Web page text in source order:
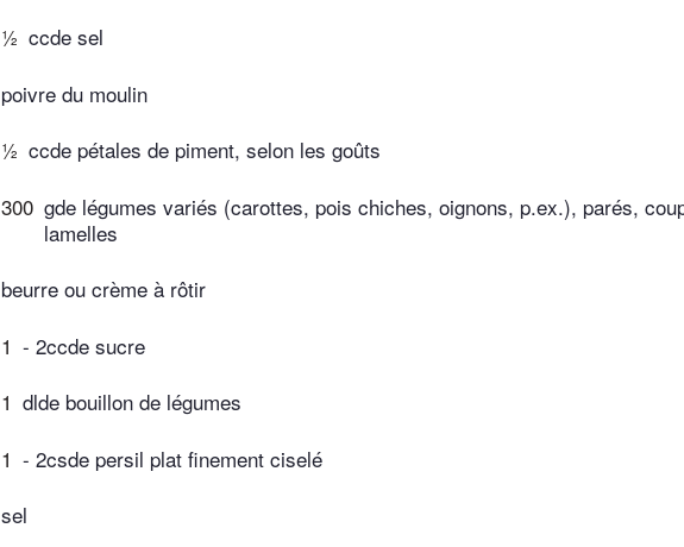
½ ccde sel
poivre du moulin
½ ccde pétales de piment, selon les goûts
300 gde légumes variés (carottes, pois chiches, oignons, p.ex.), parés,
lamelles
beurre ou crème à rôtir
1 - 2ccde sucre
1 dlde bouillon de légumes
1 - 2csde persil plat finement ciselé
sel